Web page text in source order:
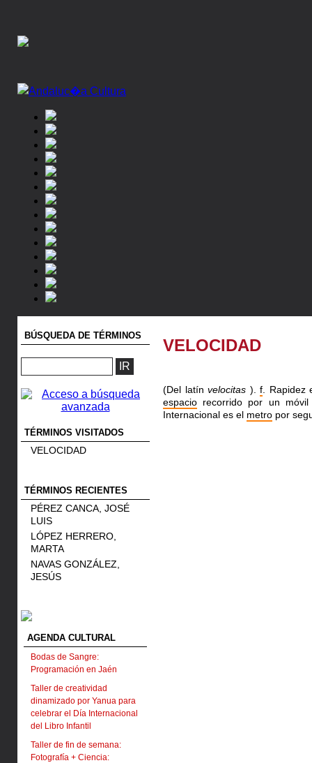
BÚSQUEDA DE TÉRMINOS
TÉRMINOS VISITADOS
VELOCIDAD
TÉRMINOS RECIENTES
PÉREZ CANCA, JOSÉ
LUIS
LÓPEZ HERRERO,
MARTA
NAVAS GONZÁLEZ,
JESÚS
AGENDA CULTURAL
Bodas de Sangre:
Programación en Jaén
Taller de creatividad
dinamizado por Yanua para
celebrar el Día Internacional
del Libro Infantil
Taller de fin de semana:
Fotografía + Ciencia:
VELOCIDAD
(Del latínvelocitas ).f .
espacio recorrido por un
Internacional es el metro por